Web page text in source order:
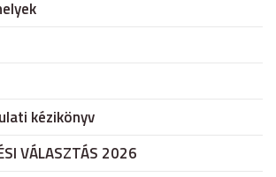
kézikönyv
VÁLASZTÁS 2026